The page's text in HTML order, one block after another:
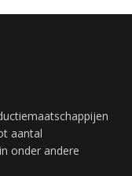
aantal
onder andere